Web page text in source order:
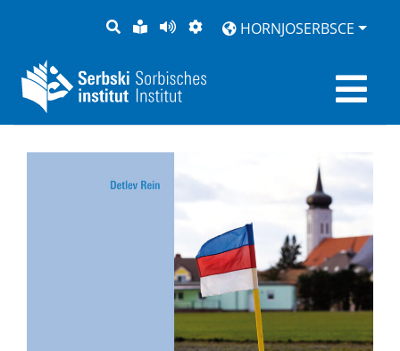
PYTANJE
LOCHKA
RĚČ
STRONU
PŘEDČITAĆ
ZWOBRAZNJENJE
HORNJOSERBSCE